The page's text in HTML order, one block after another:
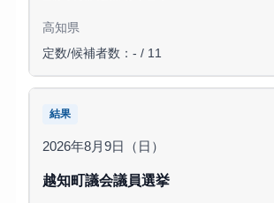
高知県
定数/候補者数：- / 11
結果
2026年8月9日（日）
越知町議会議員選挙